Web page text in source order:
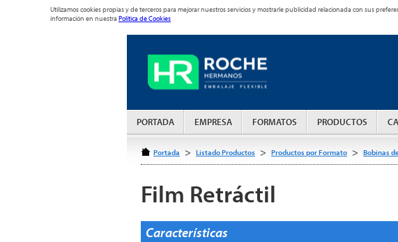
Utilizamos cookies propias y de terceros para mejorar nuestros servicios y mostrarle publicidad relacionada con sus
información en nuestraPolítica de Cookies
PORTADA EMPRESA FORMATOS PRODUCTOS
Portada > Listado Productos > Productos por Formato > Bobinas
Film Retráctil
Características